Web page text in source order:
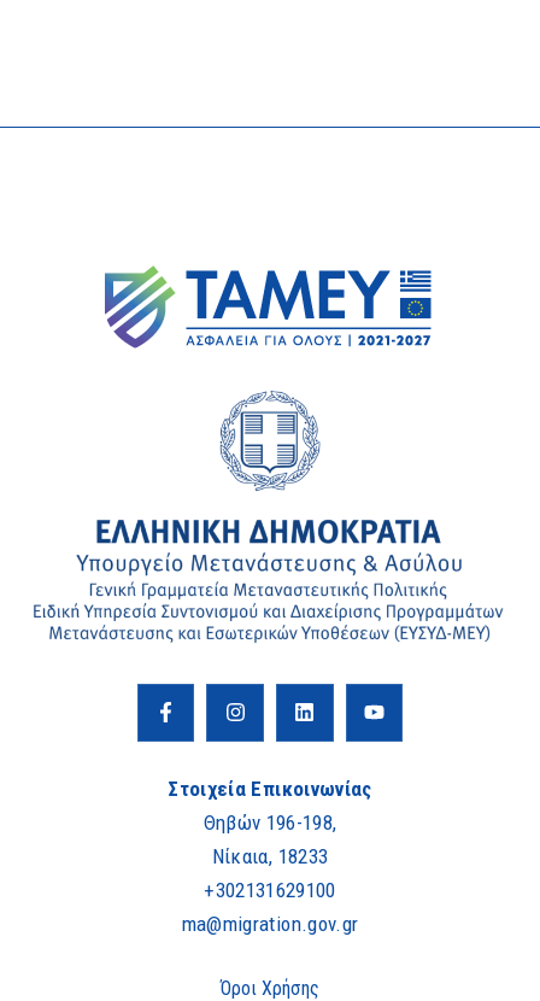
Στοιχεία Επικοινωνίας
Θηβών 196-198,
Νίκαια, 18233
+302131629100
ma@migration.gov.gr
Όροι Χρήσης